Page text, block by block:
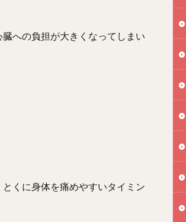
への負担が大きくなってしまい
くに身体を痛めやすいタイミン